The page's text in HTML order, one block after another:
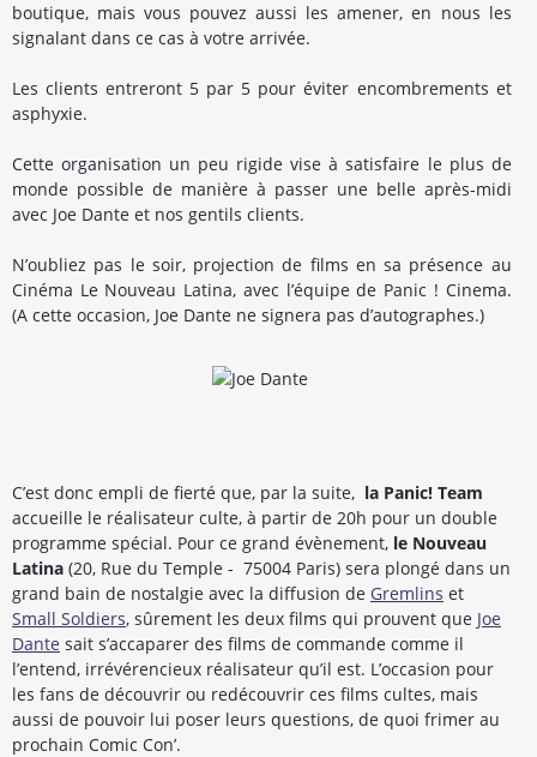
boutique, mais vous pouvez aussi les amener, en nous les
signalant dans ce cas à votre arrivée.
Les clients entreront 5 par 5 pour éviter encombrements et
asphyxie.
Cette organisation un peu rigide vise à satisfaire le plus de
monde possible de manière à passer une belle après-midi
avec Joe Dante et nos gentils clients.
N’oubliez pas le soir, projection de films en sa présence au
Cinéma Le Nouveau Latina, avec l’équipe de Panic ! Cinema.
(A cette occasion, Joe Dante ne signera pas d’autographes.)
C’est donc empli de fierté que, par la suite, la Panic! Team
accueille le réalisateur culte, à partir de 20h pour un double
programme spécial. Pour ce grand évènement, le Nouveau
Latina (20, Rue du Temple - 75004 Paris) sera plongé dans un
grand bain de nostalgie avec la diffusion de Gremlins et
Small Soldiers, sûrement les deux films qui prouvent que Joe
Dante sait s’accaparer des films de commande comme il
l’entend, irrévérencieux réalisateur qu’il est. L’occasion pour
les fans de découvrir ou redécouvrir ces films cultes, mais
aussi de pouvoir lui poser leurs questions, de quoi frimer au
prochain Comic Con’.